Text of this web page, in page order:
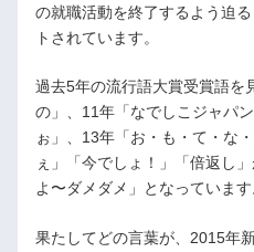
の就職活動を終了するよう迫
トされています。
過去5年の流行語大賞受賞語を
の」、11年「なでしこジャパ
ぉ」、13年「お・も・て・な
ぇ」「今でしょ！」「倍返し
よ〜ダメダメ」となっています
果たしてどの言葉が、2015年